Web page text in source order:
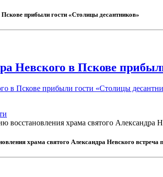
прибыли гости «Столицы десантников»
Невского в Пскове
в Пскове прибыли гости «Столицы
восстановления храма святого Александра
храма святого Александра Невского встреча